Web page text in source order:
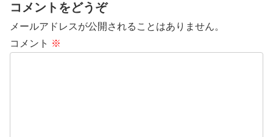
コメントをどうぞ
メールアドレスが公開されることはありません。
コメント ※